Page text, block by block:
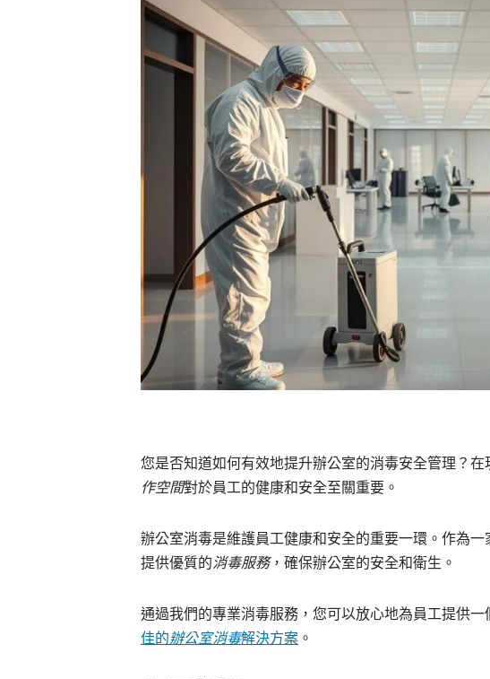
您是否知道如何有效地提升辦公室的消毒安全管理？在
作空間對於員工的健康和安全至關重要。
辦公室消毒是維護員工健康和安全的重要一環。作為一
提供優質的消毒服務，確保辦公室的安全和衛生。
通過我們的專業消毒服務，您可以放心地為員工提供
佳的辦公室消毒解決方案 。